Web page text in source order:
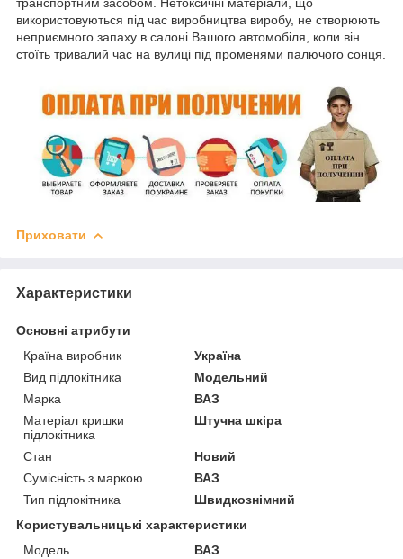
використовуються під час виробництва виробу, не створюють
неприємного запаху в салоні Вашого автомобіля, коли він
стоїть тривалий час на вулиці під променями палючого сонця.
Приховати
Характеристики
Основні атрибути
Країна виробник
Україна
Вид підлокітника
Модельний
Марка
ВАЗ
Матеріал кришки
підлокітника
Штучна шкіра
Стан
Новий
Сумісність з маркою
ВАЗ
Тип підлокітника
Швидкознімний
Користувальницькі характеристики
Мoдель
ВАЗ